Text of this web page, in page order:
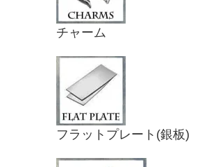
チャーム
フラットプレート(銀板)